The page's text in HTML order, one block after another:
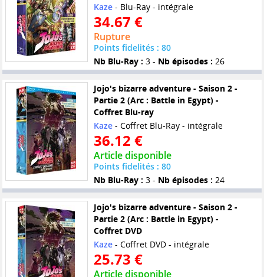
Kaze- Blu-Ray - intégrale
34.67 €
Rupture
Points fidelités : 80
Nb Blu-Ray : 3 - Nb épisodes : 26
Jojo's bizarre adventure - Saison 2 -
Partie 2 (Arc : Battle in Egypt) -
Coffret Blu-ray
Kaze- Coffret Blu-Ray - intégrale
36.12 €
Article disponible
Points fidelités : 80
Nb Blu-Ray : 3 - Nb épisodes : 24
Jojo's bizarre adventure - Saison 2 -
Partie 2 (Arc : Battle in Egypt) -
Coffret DVD
Kaze- Coffret DVD - intégrale
25.73 €
Article disponible